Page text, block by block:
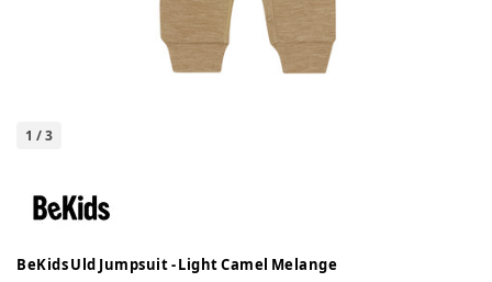
1 /3
BeKids Uld Jumpsuit - Light Camel Melange